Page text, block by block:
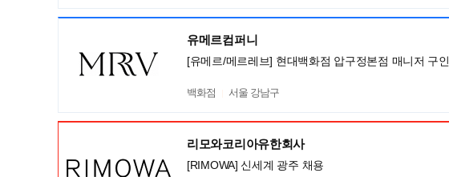
유메르컴퍼니
[유메르/메르레브] 현대백화점 압구정본점 매니저 구인
백화점 서울 강남구
리모와코리아유한회사
[RIMOWA] 신세계 광주 채용